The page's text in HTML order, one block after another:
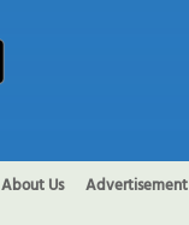
About Us Advertisement